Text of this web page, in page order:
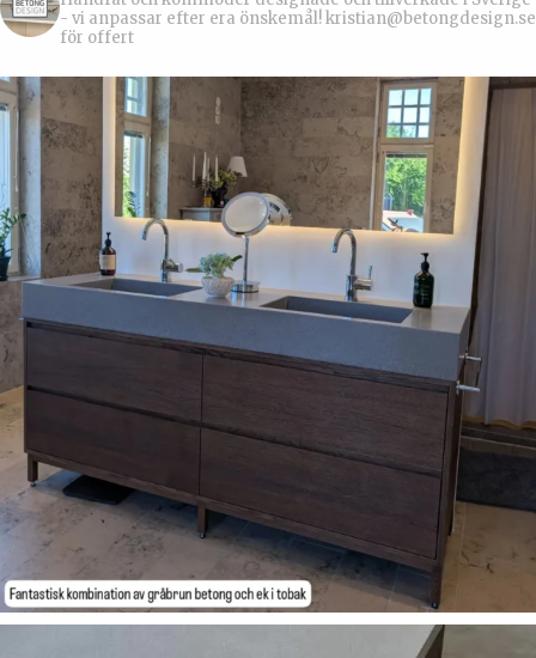
- vi anpassar efter era önskemål!kristian@betongdesign.se
för offert